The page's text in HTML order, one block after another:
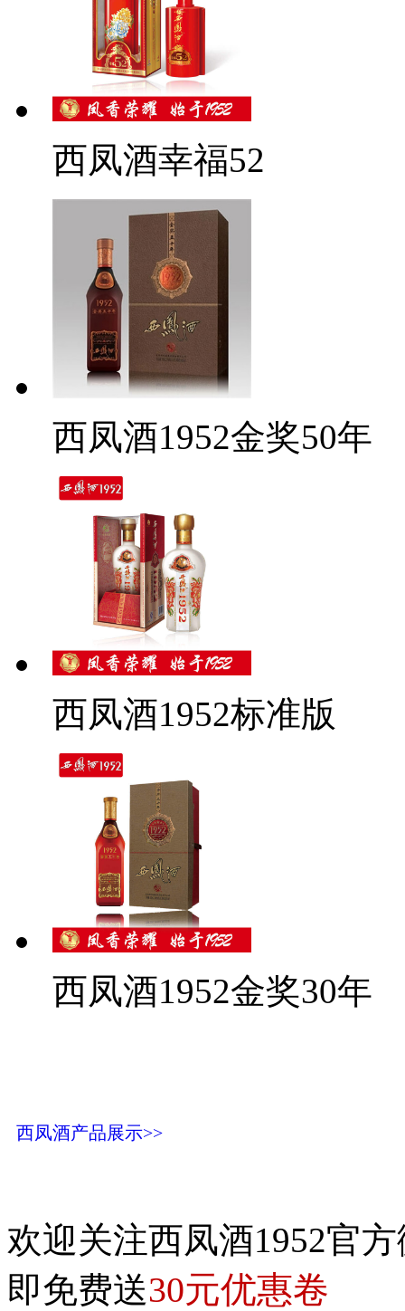
西凤酒幸福52
西凤酒1952金奖50年
西凤酒1952标准版
西凤酒1952金奖30年
西凤酒产品展示>>
欢迎关注西凤酒1952官
即免费送30元优惠卷